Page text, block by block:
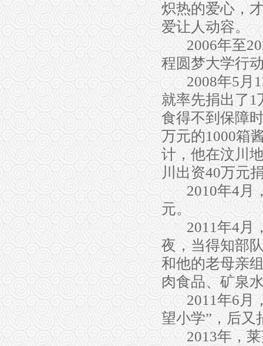
炽热的爱心，
爱让人动容。
2006年至
程圆梦大学行
2008年5月
就率先捐出了 1
食得不到保障
万元的1000箱
计，他在汶川
川出资40万元
2010年4月
元。
2011年4月
夜，当得知部
和他的老母亲
肉食品、矿泉
2011年6 月
望小学” ，后又
2013年，